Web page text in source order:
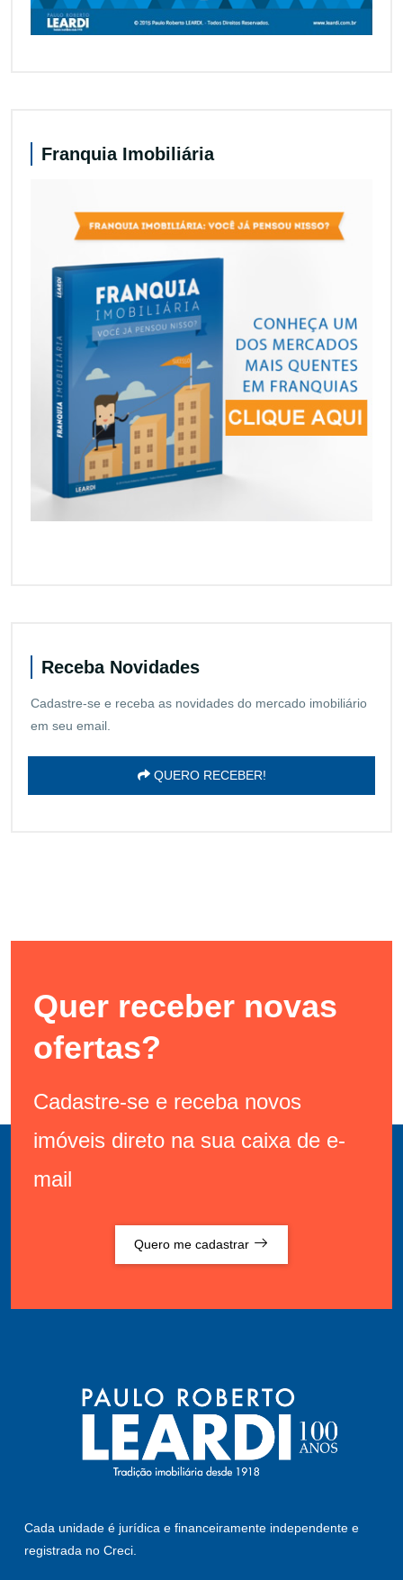
Franquia Imobiliária
Receba Novidades
Cadastre-se e receba as novidades do mercado imobiliário
em seu email.
QUERO RECEBER!
Quer receber novas
ofertas?
Cadastre-se e receba novos
imóveis direto na sua caixa de e-
mail
Quero me cadastrar
Cada unidade é jurídica e financeiramente independente e
registrada no Creci.